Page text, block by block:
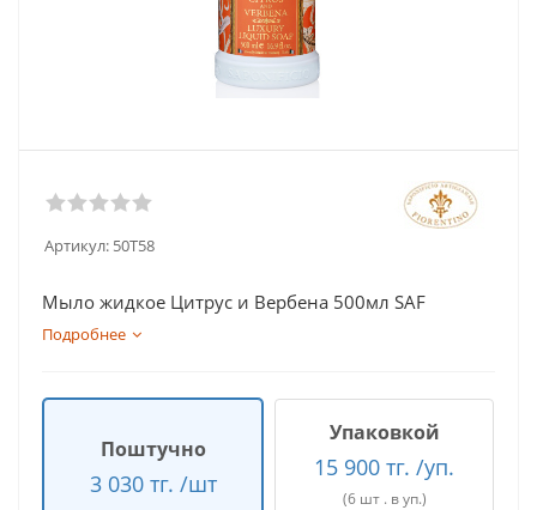
Артикул: 50T58
Мыло жидкое Цитрус и Вербена 500мл SAF
Подробнее
Поштучно
3 030 тг. /шт
Упаковкой
15 900 тг. /уп.
(6 шт . в уп.)